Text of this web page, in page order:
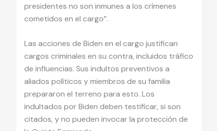
presidentes no son inmunes a los crímenes
cometidos en el cargo”.
Las acciones de Biden en el cargo justifican
cargos criminales en su contra, incluidos tráfico
de influencias. Sus indultos preventivos a
aliados políticos y miembros de su familia
prepararon el terreno para esto. Los
indultados por Biden deben testificar, si son
citados, y no pueden invocar la protección de